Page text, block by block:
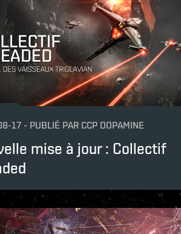
17 - PUBLIÉ PAR CCP DOPAMINE
mise à jour : Collectif